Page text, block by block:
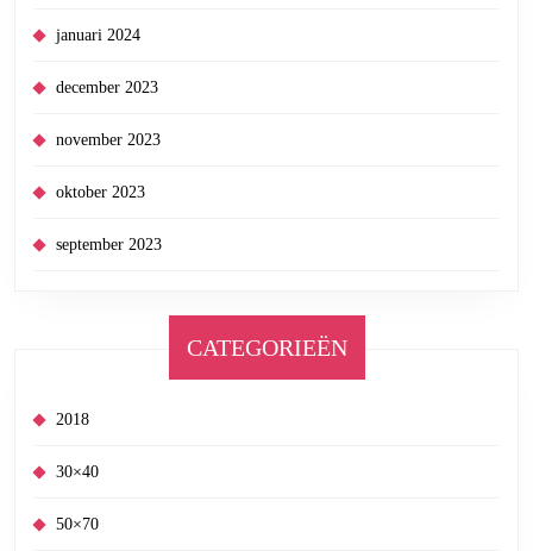
januari 2024
december 2023
november 2023
oktober 2023
september 2023
CATEGORIEËN
2018
30×40
50×70